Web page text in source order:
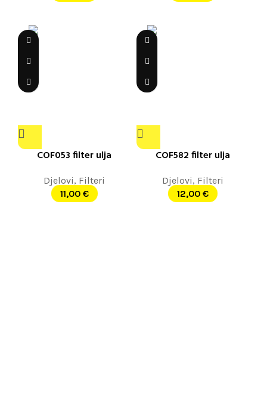
COF053 filter ulja
Djelovi, Filteri
11,00 €
COF582 filter ulja
Djelovi, Filteri
12,00 €